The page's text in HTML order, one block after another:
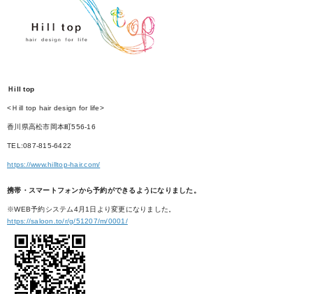
Ｈill top
<Ｈill top hair design for life>
香川県高松市岡本町556-16
TEL:087-815-6422
https://www.hilltop-hair.com/
携帯・スマートフォンから予約ができるようになりました。
※WEB予約システム4月1日より変更になりました。
https://saloon.to/r/g/51207/m/0001/